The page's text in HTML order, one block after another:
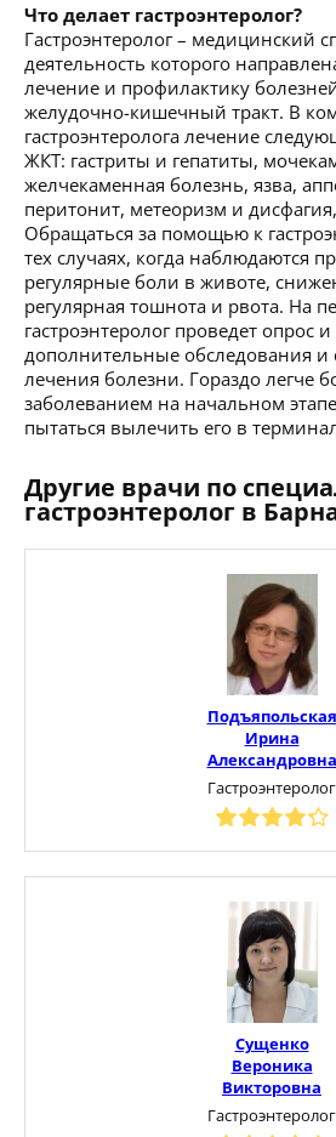
Что делает гастроэнтеролог?
Гастроэнтеролог – медицинский
деятельность которого
лечение и профилактику
желудочно-кишечный тракт. В
гастроэнтеролога лечение
ЖКТ: гастриты и гепатиты,
желчекаменная болезнь, язва,
перитонит, метеоризм и
Обращаться за помощью к
тех случаях, когда наблюдаются
регулярные боли в животе,
регулярная тошнота и рвота. На
гастроэнтеролог проведет опрос
дополнительные обследования и
лечения болезни. Гораздо легче
заболеванием на начальном
пытаться вылечить его в
Другие врачи по
гастроэнтеролог в
Подъяпольская
Ирина
Александровна
Гастроэнтеролог
Сущенко
Вероника
Викторовна
Гастроэнтеролог